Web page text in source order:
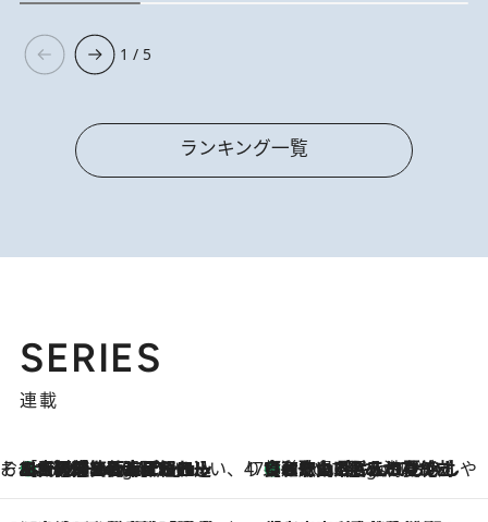
1 / 5
ランキング一覧
SERIES
連載
そおだよおこの関西おいしい、おやつ紀行
4 Hours Ago
［大阪府箕面市］一皿一皿目の前で仕上げられる、料理を巧みに組み込んだアシェットデセールコース「ミチル アシェット デセール（Michiru assiette dessert）」 47都道府県の手みやげ ひんやりスイーツで夏を満喫
4 Hours Ago
【和歌山県】この夏絶対食べたい 冷やしておいしいおやつ3選 みかんがごろっと丸ごと入ったジュレ